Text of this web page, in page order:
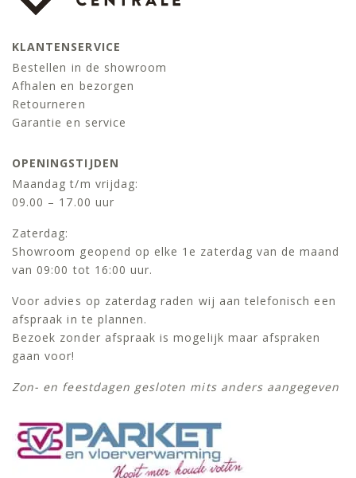
KLANTENSERVICE
Bestellen in de showroom
Afhalen en bezorgen
Retourneren
Garantie en service
OPENINGSTIJDEN
Maandag t/m vrijdag:
09.00 – 17.00 uur
Zaterdag:
Showroom geopend op elke 1e zaterdag van de maand
van 09:00 tot 16:00 uur.
Voor advies op zaterdag raden wij aan telefonisch een
afspraak in te plannen.
Bezoek zonder afspraak is mogelijk maar afspraken
gaan voor!
Zon- en feestdagen gesloten mits anders aangegeven